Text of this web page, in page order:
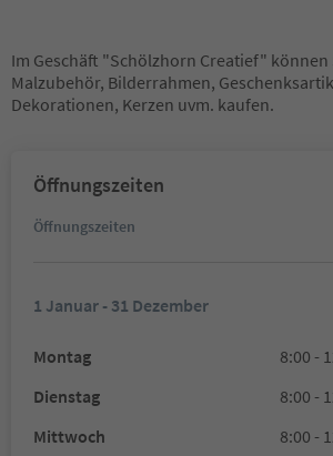
Im Geschäft "Schölzhorn Creatief" können
Malzubehör, Bilderrahmen,
Dekorationen, Kerzen uvm. kaufen.
Öffnungszeiten
Öffnungszeiten
1 Januar - 31 Dezember
Montag 8:00 -
Dienstag
8:00 -
Mittwoch
8:00 -